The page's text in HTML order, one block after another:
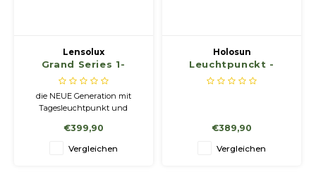
Lensolux
Grand Series 1-
6x24E
die NEUE Generation mit
Tagesleuchtpunkt und
entgeht Ihnen nichts mehr!
€399,90
Vergleichen
Holosun
Leuchtpunckt -
Zielvisier HS503C
€389,90
Vergleichen